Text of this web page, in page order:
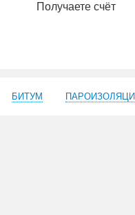
Получаете счёт
БИТУМ